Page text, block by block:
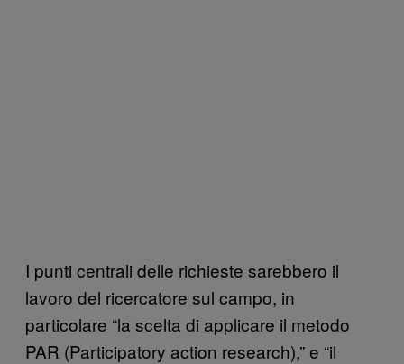
I punti centrali delle richieste sarebbero il
lavoro del ricercatore sul campo, in
particolare “la scelta di applicare il metodo
PAR (Participatory action research),” e “il